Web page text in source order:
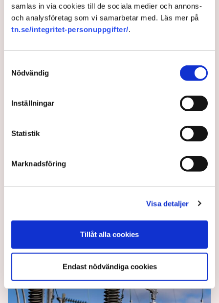
samlas in via cookies till de sociala medier och annons-
och analysföretag som vi samarbetar med. Läs mer på
tn.se/integritet-personuppgifter/.
Nödvändig
Inställningar
Statistik
Marknadsföring
Visa detaljer
Tillåt alla cookies
Endast nödvändiga cookies
infrastrukturen:
Vätgasledningar